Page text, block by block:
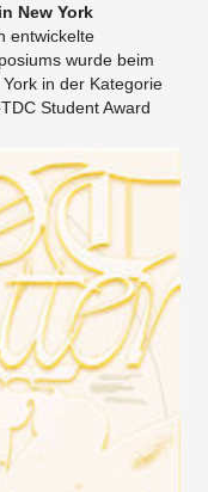
New York
entwickelte
wurde beim
in der Kategorie
Student Award